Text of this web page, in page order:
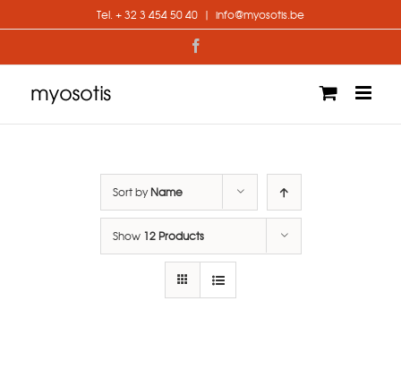
to
Tel. + 32 3 454 50 40 | info@myosotis.be
Sort byName
Show 12 Products